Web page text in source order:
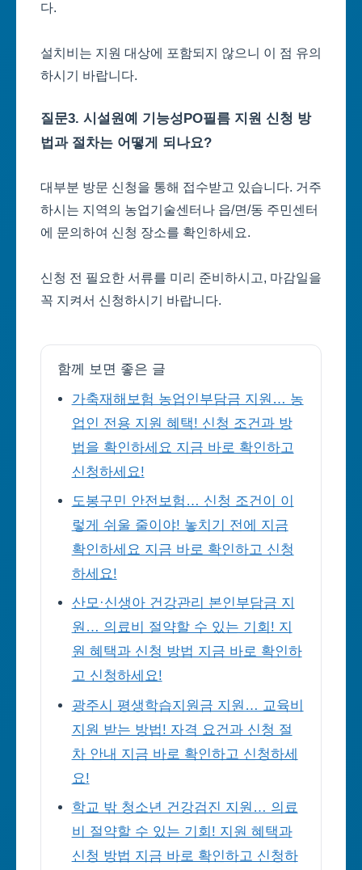
다.
설치비는 지원 대상에 포함되지 않으니 이 점 유의
하시기 바랍니다.
질문3. 시설원예 기능성PO필름 지원 신청 방
법과 절차는 어떻게 되나요?
대부분 방문 신청을 통해 접수받고 있습니다. 거주
하시는 지역의 농업기술센터나 읍/면/동 주민센터
에 문의하여 신청 장소를 확인하세요.
신청 전 필요한 서류를 미리 준비하시고, 마감일을
꼭 지켜서 신청하시기 바랍니다.
함께 보면 좋은 글
가축재해보험 농업인부담금 지원… 농
업인 전용 지원 혜택! 신청 조건과 방
법을 확인하세요 지금 바로 확인하고
신청하세요!
도봉구민 안전보험… 신청 조건이 이
렇게 쉬울 줄이야! 놓치기 전에 지금
확인하세요 지금 바로 확인하고 신청
하세요!
산모·신생아 건강관리 본인부담금 지
원… 의료비 절약할 수 있는 기회! 지
원 혜택과 신청 방법 지금 바로 확인하
고 신청하세요!
광주시 평생학습지원금 지원… 교육비
지원 받는 방법! 자격 요건과 신청 절
차 안내 지금 바로 확인하고 신청하세
요!
학교 밖 청소년 건강검진 지원… 의료
비 절약할 수 있는 기회! 지원 혜택과
신청 방법 지금 바로 확인하고 신청하